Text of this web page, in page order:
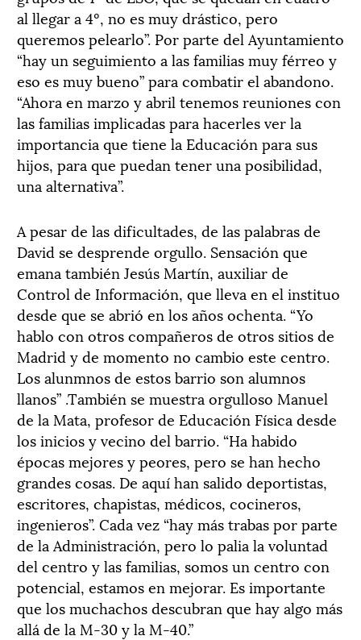
al llegar a 4º, no es muy drástico, pero
queremos pelearlo”. Por parte del Ayuntamiento
“hay un seguimiento a las familias muy férreo y
eso es muy bueno” para combatir el abandono.
“Ahora en marzo y abril tenemos reuniones con
las familias implicadas para hacerles ver la
importancia que tiene la Educación para sus
hijos, para que puedan tener una posibilidad,
una alternativa”.
A pesar de las dificultades, de las palabras de
David se desprende orgullo. Sensación que
emana también Jesús Martín, auxiliar de
Control de Información, que lleva en el instituo
desde que se abrió en los años ochenta. “Yo
hablo con otros compañeros de otros sitios de
Madrid y de momento no cambio este centro.
Los alunmnos de estos barrio son alumnos
llanos” .También se muestra orgulloso Manuel
de la Mata, profesor de Educación Física desde
los inicios y vecino del barrio. “Ha habido
épocas mejores y peores, pero se han hecho
grandes cosas. De aquí han salido deportistas,
escritores, chapistas, médicos, cocineros,
ingenieros”. Cada vez “hay más trabas por parte
de la Administración, pero lo palia la voluntad
del centro y las familias, somos un centro con
potencial, estamos en mejorar. Es importante
que los muchachos descubran que hay algo más
allá de la M-30 y la M-40.”